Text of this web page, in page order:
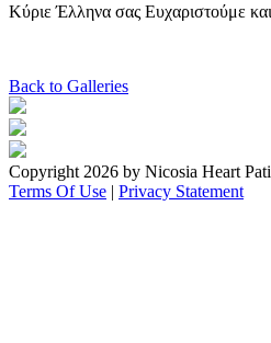
Κύριε Έλληνα σας Ευχαριστούμε
Back to Galleries
Copyright 2026 by Nicosia Heart
Terms Of Use | Privacy Statement